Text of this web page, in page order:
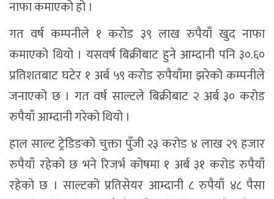
नाफा कमाएको हो ।
गत वर्ष कम्पनीले १ करोड ३९ लाख रुपैयाँ खुद नाफा
कमाएको थियो । यसवर्ष बिक्रीबाट हुने आम्दानी पनि ३०.६०
प्रतिशतबाट घटेर १ अर्ब ५९ करोड रुपैयाँमा झरेको कम्पनीले
जनाएको छ । गत वर्ष साल्टले बिक्रीबाट २ अर्ब ३० करोड
रुपैयाँ आम्दानी गरेको थियो ।
हाल साल्ट ट्रेडिङको चुक्ता पुँजी २३ करोड ४ लाख २९ हजार
रुपैयाँ रहेको छ भने रिजर्भ कोषमा १ अर्ब ३१ करोड रुपैयाँ
रहेको छ । साल्टको प्रतिसेयर आम्दानी ८ रुपैयाँ ४८ पैसा